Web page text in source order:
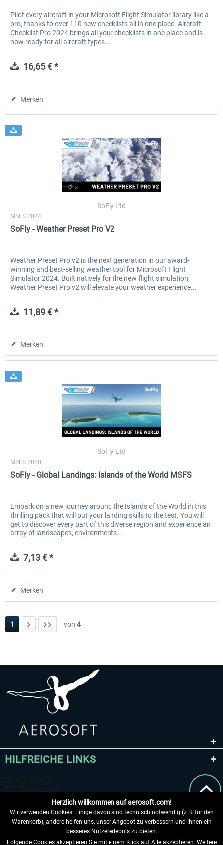
Pilot every aircraft in your Microsoft Flight Simulator library like a
pro, thanks to over 110 new checklists all in one place. Aircraft
Checklist Pro 2024 brings all your checklists in one place and is
now ready for all aircraft types...
16,65 € *
Merken
SoFly Ltd
MSFS 2024
SoFly - Weather Preset Pro V2
Weather Preset Pro v2 is the next generation in our award-
winning and best-selling weather tool for Microsoft Flight
Simulator 2024. Built natively for the new flight simulation,
Weather Preset Pro v2 will elevate your weather experience...
11,89 € *
Merken
SoFly Ltd
MSFS 2020
SoFly - Global Landings: Islands of the World MSFS
Embark on a new journey around the Islands of the World in this
thrilling pack that will put your landing skills to the test. You will
get to discover every part of this diverse region and experience an
array of landscapes, environments...
7,13 € *
Merken
1 von 4
HILFREICHE LINKS
Herzlich willkommen auf aerosoft.com!
Wir verwenden Cookies. Einige davon sind technisch notwendig (z.B. für den
Warenkorb), andere helfen uns, unser Angebot zu verbessern und Ihnen ein
besseres Nutzererlebnis zu bieten.
Folgende Cookies akzeptieren Sie mit einem Klick auf Alle akzeptieren. Weitere